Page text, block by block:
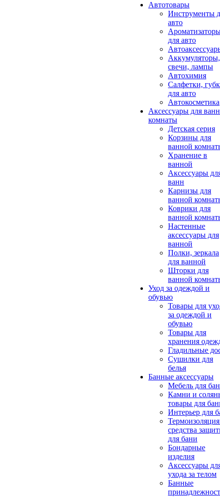
Автотовары
Инструменты
авто
для авто
Аккумуляторы,
свечи, лампы
Автохимия
Салфетки,
для авто
Автокосметика
Аксессуары для
комнаты
Детская серия
Корзины для
ванной
Хранение в
ванной
Аксессуары
ванн
Карнизы для
ванной
Коврики для
ванной
Настенные
аксессуары для
ванной
Полки, зеркала
для ванной
Шторки для
ванной
Уход за одеждой и
обувью
Товары для
за одеждой и
обувью
Товары для
хранения
Гладильные
Сушилки для
белья
Банные аксессуары
Мебель для
Камни и
товары для
Интерьер для
средства
для бани
Бондарные
изделия
Аксеcсуары
ухода за телом
Банные